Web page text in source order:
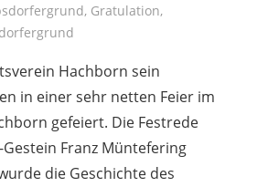
, Gratulation,
Hachborn sein
in einer sehr netten Feier im
gefeiert. Die Festrede
Franz Müntefering
die Geschichte des